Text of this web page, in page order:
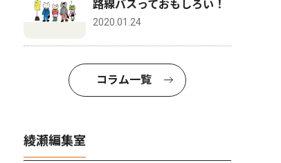
路線バスっておもしろい！
2020.01.24
コラム一覧
綾瀬編集室